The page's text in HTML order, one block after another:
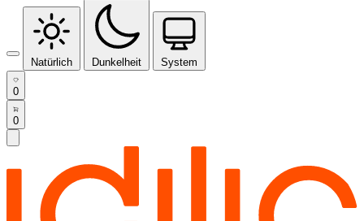
Natürlich Dunkelheit System
0
0